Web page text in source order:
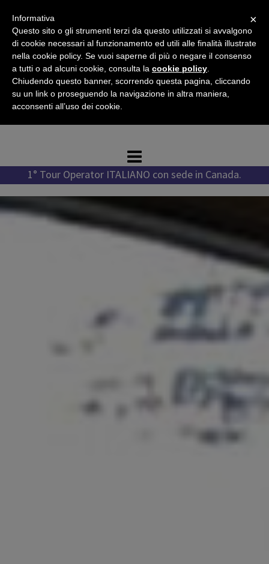
contenuto
Tel. +1 778 987 1796
Tel. +39 351 776 7276
WhatsApp +1 778 987 1796
1° Tour Operator ITALIANO con sede in Canada.
×
Informativa
Questo sito o gli strumenti terzi da questo utilizzati si avvalgono
di cookie necessari al funzionamento ed utili alle finalità illustrate
nella cookie policy. Se vuoi saperne di più o negare il consenso
a tutti o ad alcuni cookie, consulta la cookie policy
Chiudendo questo banner, scorrendo questa pagina, cliccando
su un link o proseguendo la navigazione in altra maniera,
acconsenti all’uso dei cookie.